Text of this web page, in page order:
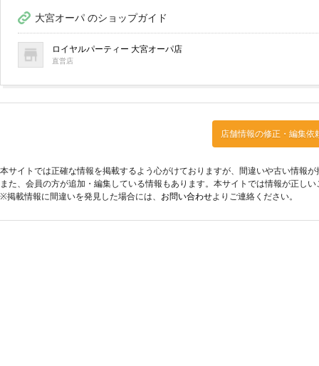
大宮オーパ のショップガイド
ロイヤルパーティー 大宮オーパ店
直営店
店舗情報の修正・編集依
本サイトでは正確な情報を掲載するよう心がけておりますが、間違いや古い情報
また、会員の方が追加・編集している情報もあります。本サイトでは情報が正し
※掲載情報に間違いを発見した場合には、 お問い合わせよりご連絡ください。